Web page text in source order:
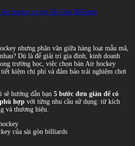
Air hockey có tại Sài Gòn Billiards
nhưng phân vân giữa hàng loạt mẫu mã,
Dù là để giải trí gia đình, kinh doanh
trường học, việc chọn bàn Air hockey
tiết kiệm chi phí và đảm bảo trải nghiệm chơi
hướng dẫn bạn 5 bước đơn giản để có
hợp với từng nhu cầu sử dụng: từ kích
và thương hiệu.
của sài gòn billiards